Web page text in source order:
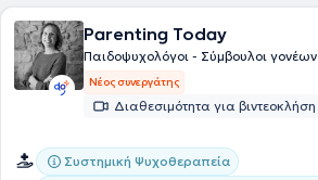
Parenting Today
Παιδοψυχολόγοι - Σύμβουλοι γονέων
Νέος συνεργάτης
Διαθεσιμότητα για βιντεοκλήση
Συστημική Ψυχοθεραπεία